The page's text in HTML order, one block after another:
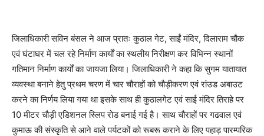
जिलाधिकारी सविन बंसल ने आज प्रातः कुठाल गेट, साईं मंदिर, दिलाराम चौक
एवं घंटाघर में चल रहे निर्माण कार्यों का स्थलीय निरीक्षण कर विभिन्न स्थानों
गतिमान निर्माण कार्यों का जायजा लिया। जिलाधिकारी ने कहा कि सुगम यातायात
व्यवस्था बनाने हेतु प्रथम चरण में चार चौराहों को चौड़ीकरण एवं रांउड अबाउट
करने का निर्णय लिया गया था इसके साथ ही कुठालगेट एवं साई मंदिर तिराहे पर
10 मीटर चौड़ी एडिशनल स्लिप रोड बनाई गई है। साथ चौराहों पर गढवाल एवं
कुमाऊ की संस्कृति से आने वाले पर्यटकों को रूबरू कराने के लिए पहाड़ पारम्परिक